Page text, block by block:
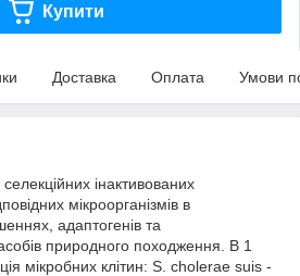
Купити
Доставка Оплата Умови
інактивованих
мікроорганізмів в
адаптогенів та
природного походження. В 1
мікробних клітин: S. cholerae suis -